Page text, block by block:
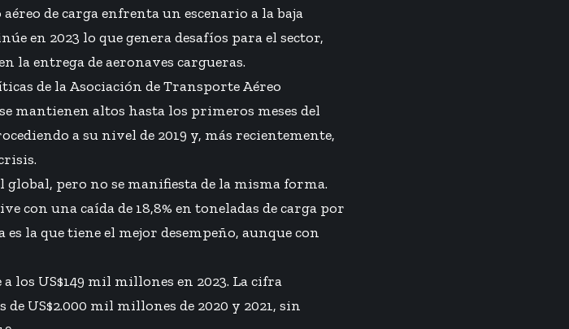
aéreo de carga enfrenta un escenario a la baja
en 2023 lo que genera desafíos para el sector,
la entrega de aeronaves cargueras.
de la Asociación de Transporte Aéreo
mantienen altos hasta los primeros meses del
a su nivel de 2019 y, más recientemente,
pero no se manifiesta de la misma forma.
con una caída de 18,8% en toneladas de carga por
la que tiene el mejor desempeño, aunque con
los US$149 mil millones en 2023. La cifra
US$2.000 mil millones de 2020 y 2021, sin